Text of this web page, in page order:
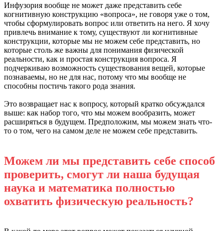
Инфузория вообще не может даже представить себе
когнитивную конструкцию «вопроса», не говоря уже о том,
чтобы сформулировать вопрос или ответить на него. Я хочу
привлечь внимание к тому, существуют ли когнитивные
конструкции, которые мы не можем себе представить, но
которые столь же важны для понимания физической
реальности, как и простая конструкция вопроса. Я
подчеркиваю возможность существования вещей, которые
познаваемы, но не для нас, потому что мы вообще не
способны постичь такого рода знания.
Это возвращает нас к вопросу, который кратко обсуждался
выше: как набор того, что мы можем вообразить, может
расширяться в будущем. Предположим, мы можем знать что-
то о том, чего на самом деле не можем себе представить.
Можем ли мы представить себе способ
проверить, смогут ли наша будущая
наука и математика полностью
охватить физическую реальность?